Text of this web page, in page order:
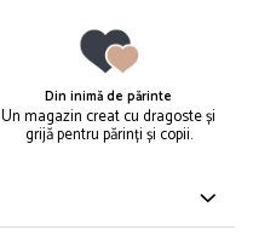
Din inimă de părinte
Un magazin creat cu dragoste și
grijă pentru părinți și copii.